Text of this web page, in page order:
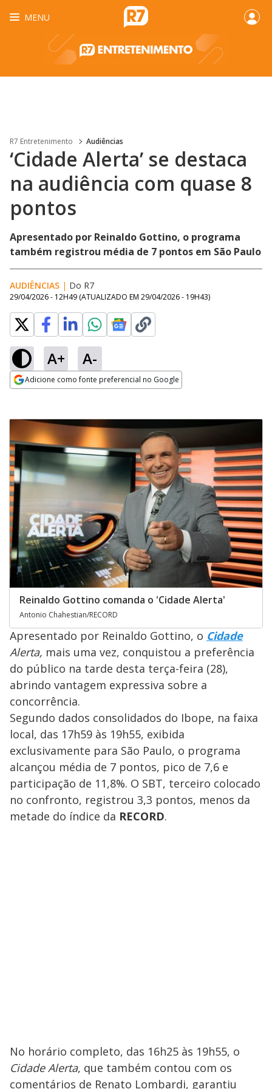
MENU
R7 Entretenimento Audiências
‘Cidade Alerta’ se destaca
na audiência com quase 8
pontos
Apresentado por Reinaldo Gottino, o programa
também registrou média de 7 pontos em São Paulo
AUDIÊNCIAS | Do R7
29/04/2026 - 12H49 (ATUALIZADO EM 29/04/2026 - 19H43)
A+ A-
Adicione como fonte preferencial no Google
Reinaldo Gottino comanda o 'Cidade Alerta'
Antonio Chahestian/RECORD
Apresentado por Reinaldo Gottino, o Cidade
Alerta, mais uma vez, conquistou a preferência
do público na tarde desta terça-feira (28),
abrindo vantagem expressiva sobre a
concorrência.
Segundo dados consolidados do Ibope, na faixa
local, das 17h59 às 19h55, exibida
exclusivamente para São Paulo, o programa
alcançou média de 7 pontos, pico de 7,6 e
participação de 11,8%. O SBT, terceiro colocado
no confronto, registrou 3,3 pontos, menos da
metade do índice da RECORD.
No horário completo, das 16h25 às 19h55, o
Cidade Alerta, que também contou com os
comentários de Renato Lombardi, garantiu